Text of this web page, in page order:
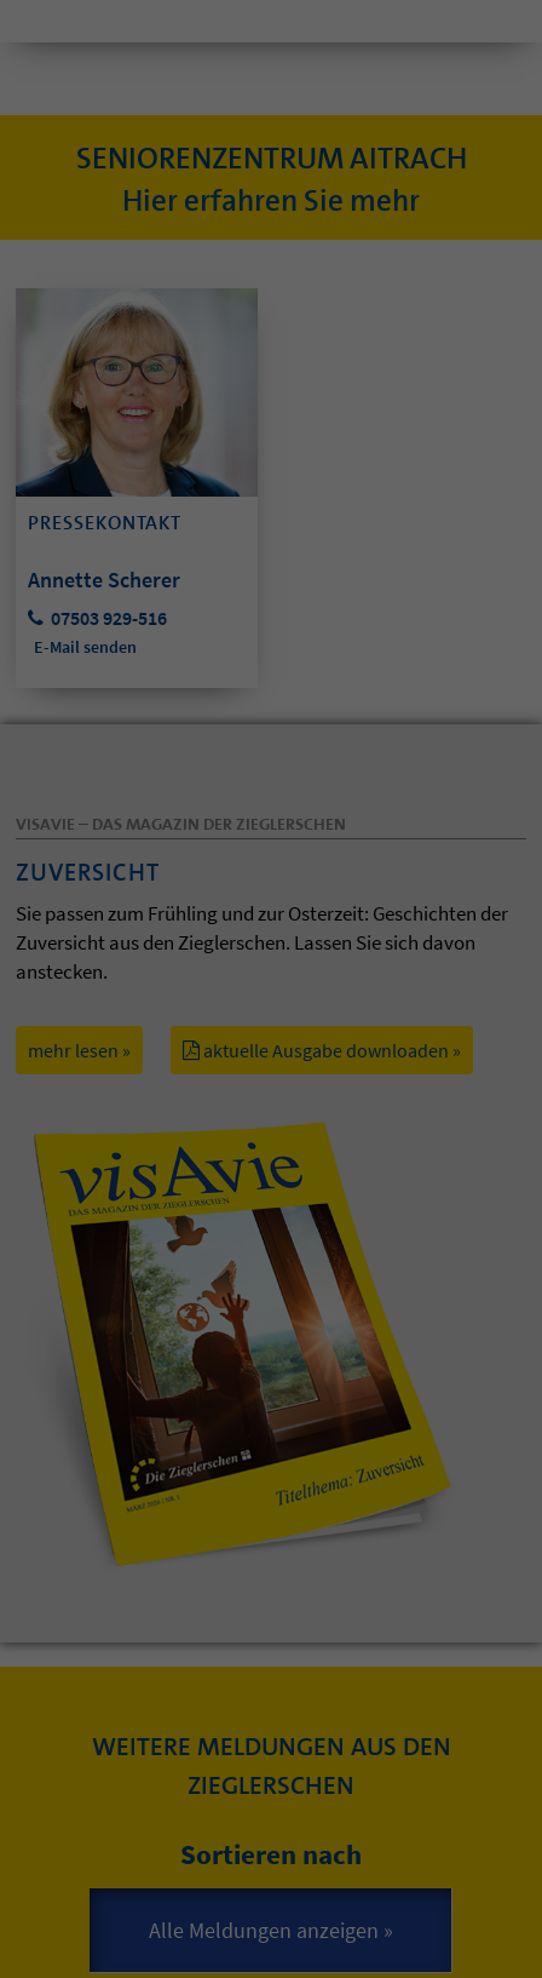
SENIORENZENTRUM AITRACH
Hier erfahren Sie mehr
PRESSEKONTAKT
Annette Scherer
07503 929-516
E-Mail senden
VISAVIE – DAS MAGAZIN DER ZIEGLERSCHEN
ZUVERSICHT
Sie passen zum Frühling und zur Osterzeit: Geschichten der
Zuversicht aus den Zieglerschen. Lassen Sie sich davon
anstecken.
mehr lesen » aktuelle Ausgabe downloaden »
WEITERE MELDUNGEN AUS DEN
ZIEGLERSCHEN
Sortieren nach